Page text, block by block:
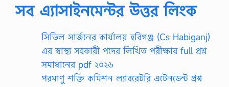
সব এ্যাসাইনমেন্টর উত্তর লিংক
সিভিল সার্জনের কার্যালয় হবিগঞ্জ (Cs Habiganj)
এর স্বাস্থ্য সহকারী পদের লিখিত পরীক্ষার full প্রশ্ন
সমাধানের pdf ২০২৬
পরমাণু শক্তি কমিশন ল্যাবরেটরি এটেনডেন্ট প্রশ্ন